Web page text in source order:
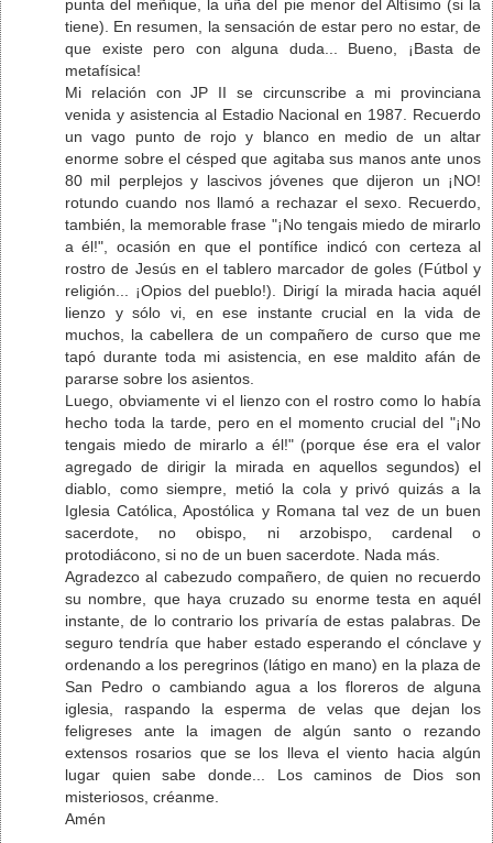
punta del meñique, la uña del pie menor del Altísimo (si la
tiene). En resumen, la sensación de estar pero no estar, de
que existe pero con alguna duda... Bueno, ¡Basta de
metafísica!
Mi relación con JP II se circunscribe a mi provinciana
venida y asistencia al Estadio Nacional en 1987. Recuerdo
un vago punto de rojo y blanco en medio de un altar
enorme sobre el césped que agitaba sus manos ante unos
80 mil perplejos y lascivos jóvenes que dijeron un ¡NO!
rotundo cuando nos llamó a rechazar el sexo. Recuerdo,
también, la memorable frase "¡No tengais miedo de mirarlo
a él!", ocasión en que el pontífice indicó con certeza al
rostro de Jesús en el tablero marcador de goles (Fútbol y
religión... ¡Opios del pueblo!). Dirigí la mirada hacia aquél
lienzo y sólo vi, en ese instante crucial en la vida de
muchos, la cabellera de un compañero de curso que me
tapó durante toda mi asistencia, en ese maldito afán de
pararse sobre los asientos.
Luego, obviamente vi el lienzo con el rostro como lo había
hecho toda la tarde, pero en el momento crucial del "¡No
tengais miedo de mirarlo a él!" (porque ése era el valor
agregado de dirigir la mirada en aquellos segundos) el
diablo, como siempre, metió la cola y privó quizás a la
Iglesia Católica, Apostólica y Romana tal vez de un buen
sacerdote, no obispo, ni arzobispo, cardenal o
protodiácono, si no de un buen sacerdote. Nada más.
Agradezco al cabezudo compañero, de quien no recuerdo
su nombre, que haya cruzado su enorme testa en aquél
instante, de lo contrario los privaría de estas palabras. De
seguro tendría que haber estado esperando el cónclave y
ordenando a los peregrinos (látigo en mano) en la plaza de
San Pedro o cambiando agua a los floreros de alguna
iglesia, raspando la esperma de velas que dejan los
feligreses ante la imagen de algún santo o rezando
extensos rosarios que se los lleva el viento hacia algún
lugar quien sabe donde... Los caminos de Dios son
misteriosos, créanme.
Amén